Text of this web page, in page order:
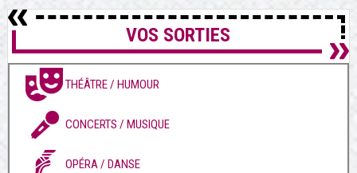
VOS SORTIES
THÉÂTRE / HUMOUR
CONCERTS / MUSIQUE
OPÉRA / DANSE